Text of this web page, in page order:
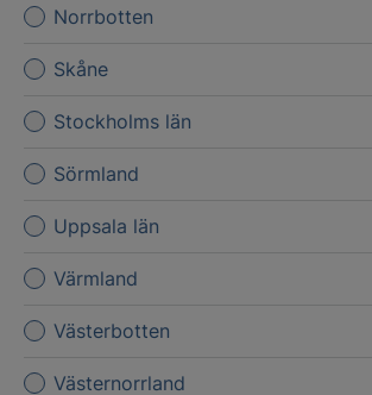
Norrbotten
Skåne
Stockholms län
Sörmland
Uppsala län
Värmland
Västerbotten
Västernorrland